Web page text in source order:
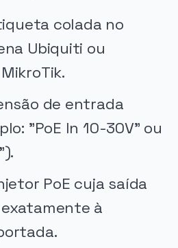
colada no
Ubiquiti ou
de entrada
"PoE In 10-30V" ou
PoE cuja saída
à